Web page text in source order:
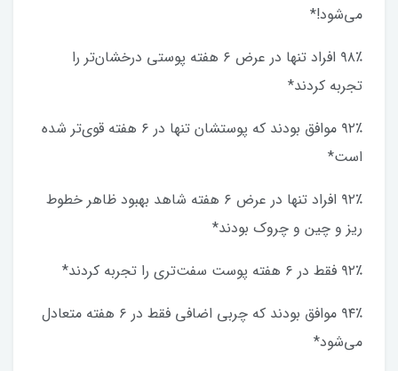
می‌شود!*
۹۸٪ افراد تنها در عرض ۶ هفته پوستی درخشان‌تر را
تجربه کردند*
۹۲٪ موافق بودند که پوستشان تنها در ۶ هفته قوی‌تر شده
است*
۹۲٪ افراد تنها در عرض ۶ هفته شاهد بهبود ظاهر خطوط
ریز و چین و چروک بودند*
۹۲٪ فقط در ۶ هفته پوست سفت‌تری را تجربه کردند*
۹۴٪ موافق بودند که چربی اضافی فقط در ۶ هفته متعادل
می‌شود*